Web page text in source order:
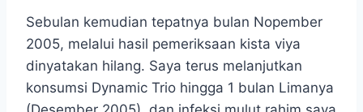
Sebulan kemudian tepatnya bulan Nopember
2005, melalui hasil pemeriksaan kista viya
dinyatakan hilang. Saya terus melanjutkan
konsumsi Dynamic Trio hingga 1 bulan Limanya